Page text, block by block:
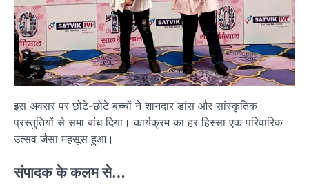
इस अवसर पर छोटे-छोटे बच्चों ने शानदार डांस और सांस्कृतिक
प्रस्तुतियों से समा बांध दिया। कार्यक्रम का हर हिस्सा एक परिवारिक
उत्सव जैसा महसूस हुआ।
संपादक के कलम से…